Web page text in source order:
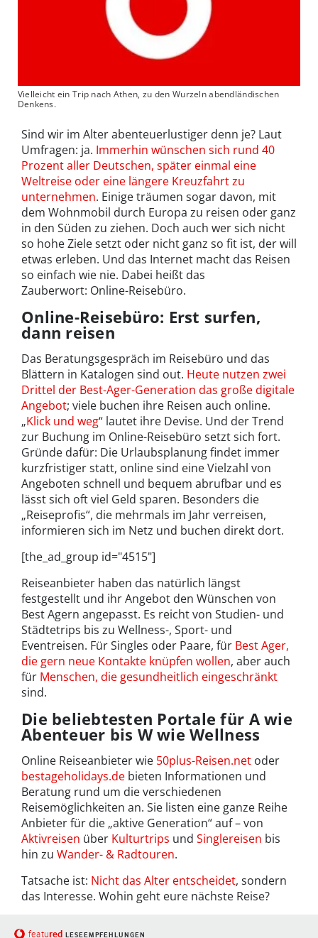
Vielleicht ein Trip nach Athen, zu den Wurzeln abendländischen
Denkens.
Sind wir im Alter abenteuerlustiger denn je? Laut
Umfragen: ja. Immerhin wünschen sich rund 40
Prozent aller Deutschen, später einmal eine
Weltreise oder eine längere Kreuzfahrt zu
unternehmen. Einige träumen sogar davon, mit
dem Wohnmobil durch Europa zu reisen oder ganz
in den Süden zu ziehen. Doch auch wer sich nicht
so hohe Ziele setzt oder nicht ganz so fit ist, der will
etwas erleben. Und das Internet macht das Reisen
so einfach wie nie. Dabei heißt das
Zauberwort: Online-Reisebüro.
Online-Reisebüro: Erst surfen,
dann reisen
Das Beratungsgespräch im Reisebüro und das
Blättern in Katalogen sind out. Heute nutzen zwei
Drittel der Best-Ager-Generation das große digitale
Angebot; viele buchen ihre Reisen auch online.
„Klick und weg“ lautet ihre Devise. Und der Trend
zur Buchung im Online-Reisebüro setzt sich fort.
Gründe dafür: Die Urlaubsplanung findet immer
kurzfristiger statt, online sind eine Vielzahl von
Angeboten schnell und bequem abrufbar und es
lässt sich oft viel Geld sparen. Besonders die
„Reiseprofis“, die mehrmals im Jahr verreisen,
informieren sich im Netz und buchen direkt dort.
[the_ad_group id="4515"]
Reiseanbieter haben das natürlich längst
festgestellt und ihr Angebot den Wünschen von
Best Agern angepasst. Es reicht von Studien- und
Städtetrips bis zu Wellness-, Sport- und
Eventreisen. Für Singles oder Paare, für Best Ager,
die gern neue Kontakte knüpfen wollen, aber auch
für Menschen, die gesundheitlich eingeschränkt
sind.
Die beliebtesten Portale für A wie
Abenteuer bis W wie Wellness
Online Reiseanbieter wie 50plus-Reisen.net oder
bestageholidays.de bieten Informationen und
Beratung rund um die verschiedenen
Reisemöglichkeiten an. Sie listen eine ganze Reihe
Anbieter für die „aktive Generation“ auf – von
Aktivreisen über Kulturtrips und Singlereisen bis
hin zu Wander- & Radtouren.
Tatsache ist: Nicht das Alter entscheidet, sondern
das Interesse. Wohin geht eure nächste Reise?
featured LESEEMPFEHLUNGEN